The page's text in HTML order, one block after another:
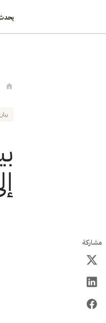
بيان
مشاركة